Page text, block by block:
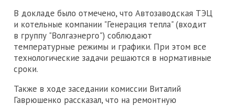
В докладе было отмечено, что Автозаводская ТЭЦ
и котельные компании "Генерация тепла" (входит
в группу "Волгаэнерго") соблюдают
температурные режимы и графики. При этом все
технологические задачи решаются в нормативные
сроки.
Также в ходе заседании комиссии Виталий
Гаврюшенко рассказал, что на ремонтную